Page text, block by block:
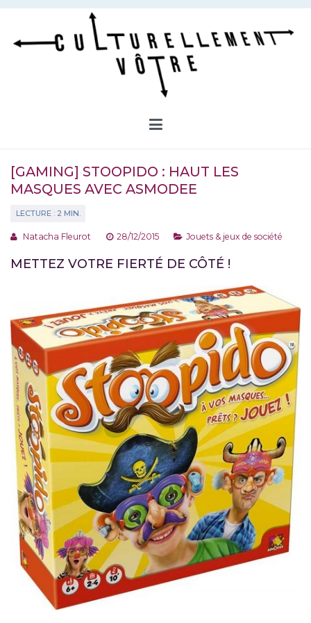
Aller
contenu
[GAMING] STOOPIDO : HAUT LES
MASQUES AVEC ASMODEE
Natacha Fleurot 28/12/2015 Jouets & jeux de société
METTEZ VOTRE FIERTÉ DE CÔTÉ !